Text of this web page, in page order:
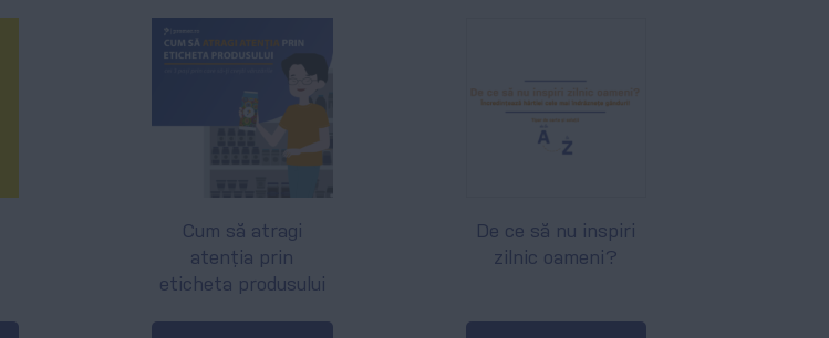
Cum să atragi
atenția prin
eticheta produsului
De ce să nu inspiri
zilnic oameni?